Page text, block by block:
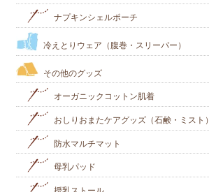
ナプキンシェルポーチ
冷えとりウェア（腹巻・スリーパー）
その他のグッズ
オーガニックコットン肌着
おしりおまたケアグッズ（石鹸・ミスト）
防水マルチマット
母乳パッド